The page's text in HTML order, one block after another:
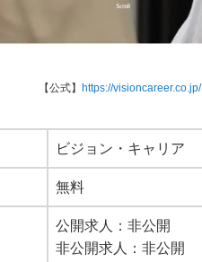
【公式】 https://visioncareer.co.jp/
ビジョン・キャリア
無料
公開求人：非公開
非公開求人：非公開